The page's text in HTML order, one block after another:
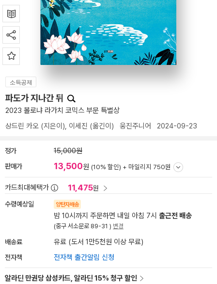
소득공제
파도가 지나간 뒤
2023 볼로냐 라가치 코믹스 부문 특별상
상드린 카오 (지은이), 이세진 (옮긴이) 웅진주니어 2024-09-23
정가 15,000원
판매가 13,500원 (10% 할인) + 마일리지 750원
카드최대혜택가 11,475원
수령예상일 양탄자배송
밤 10시까지 주문하면 내일 아침 7시 출근전 배송
(중구 서소문로 89-31 ) 변경
배송료 유료 (도서 1만5천원 이상 무료)
전자책 전자책 출간알림 신청
알라딘 만권당 삼성카드, 알라딘 15% 청구 할인